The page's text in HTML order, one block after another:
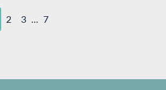
2 3 ... 7